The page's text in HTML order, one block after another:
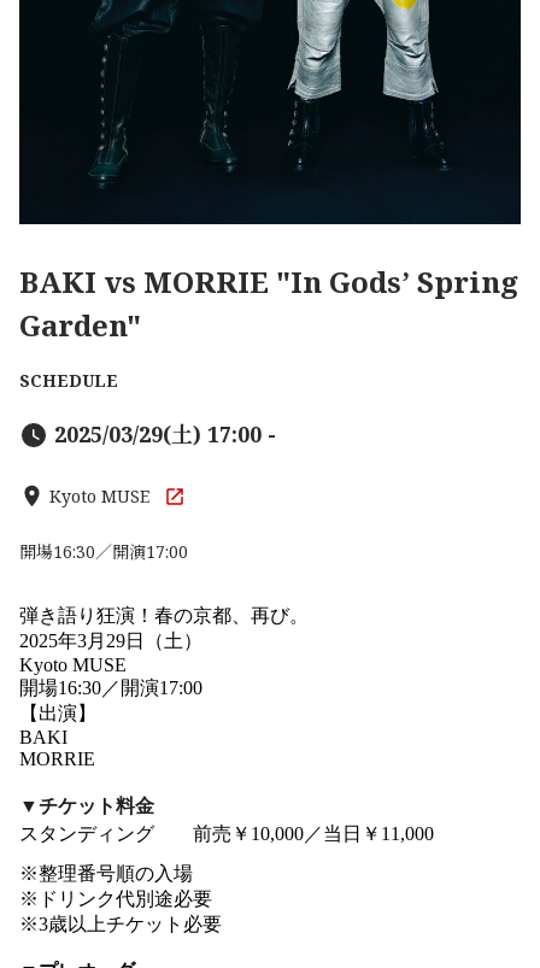
BAKI vs MORRIE "In Gods’ Spring
Garden"
SCHEDULE
2025/03/29(土) 17:00 -
Kyoto MUSE
開場16:30／開演17:00
弾き語り狂演！ 春の京都、再び。
2025年3月29日（土）
Kyoto MUSE
開場16:30／開演17:00
【出演】
BAKI
MORRIE
▼チケット料金
スタンディング 前売￥10,000／当日￥11,000
※整理番号順の入場
※ドリンク代別途必要
※3歳以上チケット必要